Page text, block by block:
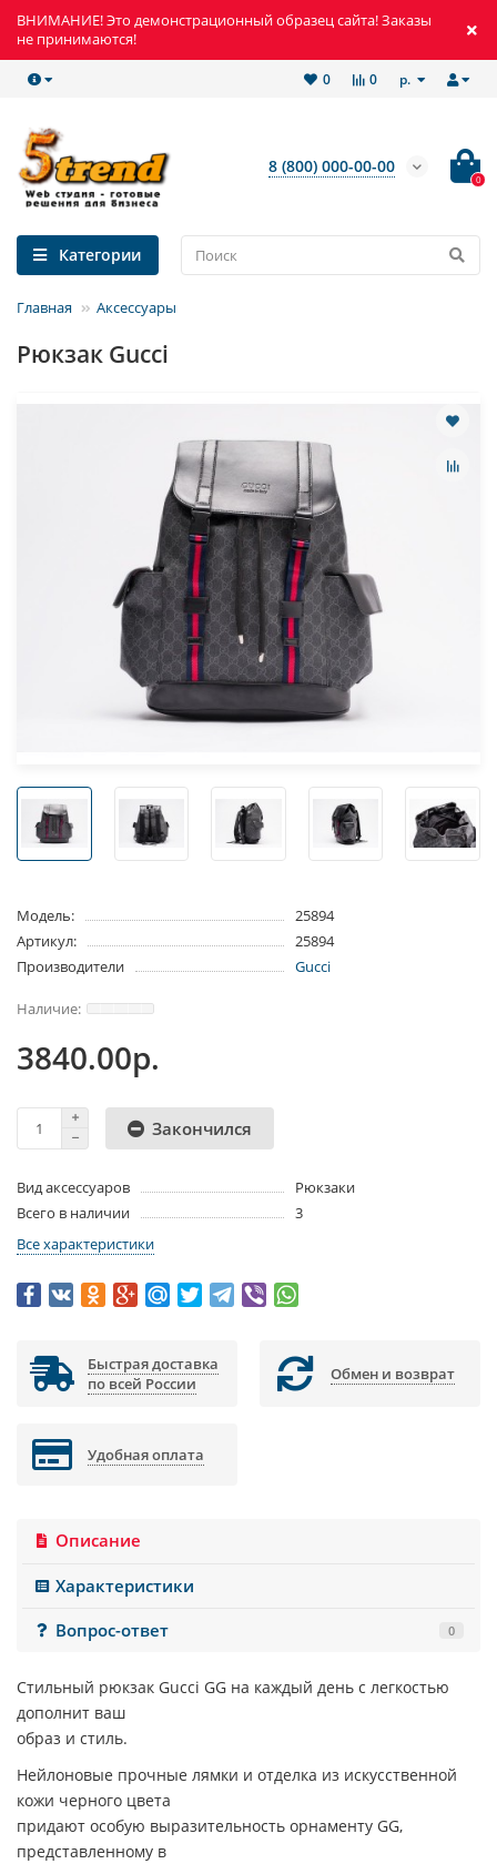
ВНИМАНИЕ! Это демонстрационный образец сайта! Заказы
не принимаются!
р.
0
0
8 (800) 000-00-00
0
Категории
Главная Аксессуары
Рюкзак Gucci
Модель:
25894
Артикул:
25894
Производители
Gucci
3840.00р.
Закончился
Вид аксессуаров
Рюкзаки
Всего в наличии
3
Все характеристики
Быстрая доставка
по всей России
Обмен и возврат
Удобная оплата
Описание
Характеристики
Вопрос-ответ
0
Стильный рюкзак Gucci GG на каждый день с легкостью
дополнит ваш
образ и стиль.
Нейлоновые прочные лямки и отделка из искусственной
кожи черного цвета
придают особую выразительность орнаменту GG,
представленному в